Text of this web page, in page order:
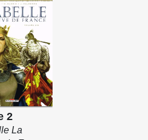
2
La